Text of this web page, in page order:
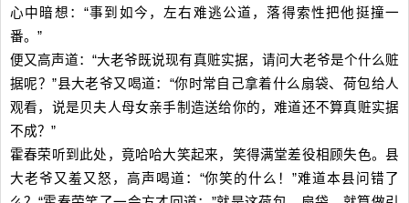
心中暗想：“事到如今，左右难逃公道，落得索性把他挺撞一
番。”
便又高声道：“大老爷既说现有真赃实据，请问大老爷是个什么赃
据呢？”县大老爷又喝道：“你时常自己拿着什么扇袋、荷包给人
观看，说是贝夫人母女亲手制造送给你的，难道还不算真赃实据
不成？”
霍春荣听到此处，竟哈哈大笑起来，笑得满堂差役相顾失色。县
大老爷又羞又怒，高声喝道：“你笑的什么！”难道本县问错了